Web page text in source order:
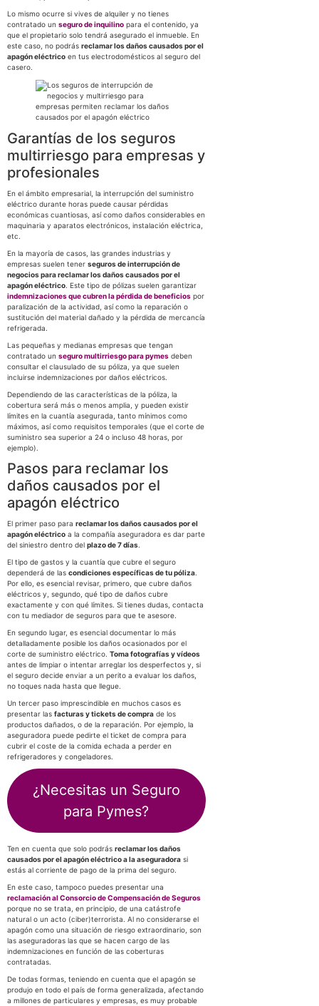
Lo mismo ocurre si vives de alquiler y no tienes
contratado un seguro de inquilino para el contenido, ya
que el propietario solo tendrá asegurado el inmueble. En
este caso, no podrás reclamar los daños causados por el
apagón eléctrico en tus electrodomésticos al seguro del
casero.
Garantías de los seguros
multirriesgo para empresas y
profesionales
En el ámbito empresarial, la interrupción del suministro
eléctrico durante horas puede causar pérdidas
económicas cuantiosas, así como daños considerables en
maquinaria y aparatos electrónicos, instalación eléctrica,
etc.
En la mayoría de casos, las grandes industrias y
empresas suelen tener seguros de interrupción de
negocios para reclamar los daños causados por el
apagón eléctrico . Este tipo de pólizas suelen garantizar
indemnizaciones que cubren la pérdida de beneficios por
paralización de la actividad, así como la reparación o
sustitución del material dañado y la pérdida de mercancía
refrigerada.
Las pequeñas y medianas empresas que tengan
contratado un seguro multirriesgo para pymes deben
consultar el clausulado de su póliza, ya que suelen
incluirse indemnizaciones por daños eléctricos.
Dependiendo de las características de la póliza, la
cobertura será más o menos amplia, y pueden existir
límites en la cuantía asegurada, tanto mínimos como
máximos, así como requisitos temporales (que el corte de
suministro sea superior a 24 o incluso 48 horas, por
ejemplo).
Pasos para reclamar los
daños causados por el
apagón eléctrico
El primer paso para reclamar los daños causados por el
apagón eléctrico a la compañía aseguradora es dar parte
del siniestro dentro del plazo de 7 días
El tipo de gastos y la cuantía que cubre el seguro
dependerá de las condiciones específicas de tu póliza
Por ello, es esencial revisar, primero, que cubre daños
eléctricos y, segundo, qué tipo de daños cubre
exactamente y con qué límites. Si tienes dudas, contacta
con tu mediador de seguros para que te asesore.
En segundo lugar, es esencial documentar lo más
detalladamente posible los daños ocasionados por el
corte de suministro eléctrico. Toma fotografías y vídeos
antes de limpiar o intentar arreglar los desperfectos y, si
el seguro decide enviar a un perito a evaluar los daños,
no toques nada hasta que llegue.
Un tercer paso imprescindible en muchos casos es
presentar las facturas y tickets de compra de los
productos dañados, o de la reparación. Por ejemplo, la
aseguradora puede pedirte el ticket de compra para
cubrir el coste de la comida echada a perder en
refrigeradores y congeladores.
¿Necesitas un Seguro
para Pymes?
Ten en cuenta que solo podrás reclamar los daños
causados por el apagón eléctrico a la aseguradora si
estás al corriente de pago de la prima del seguro.
En este caso, tampoco puedes presentar una
reclamación al Consorcio de Compensación de Seguros
porque no se trata, en principio, de una catástrofe
natural o un acto (ciber)terrorista. Al no considerarse el
apagón como una situación de riesgo extraordinario, son
las aseguradoras las que se hacen cargo de las
indemnizaciones en función de las coberturas
contratadas.
De todas formas, teniendo en cuenta que el apagón se
produjo en todo el país de forma generalizada, afectando
a millones de particulares y empresas, es muy probable